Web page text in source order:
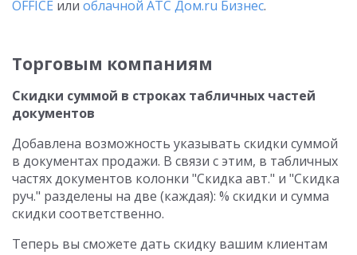
OFFICE или облачной АТС Дом.ru Бизнес.
Торговым компаниям
Скидки суммой в строках табличных частей
документов
Добавлена возможность указывать скидки суммой
в документах продажи. В связи с этим, в табличных
частях документов колонки "Скидка авт." и "Скидка
руч." разделены на две (каждая): % скидки и сумма
скидки соответственно.
Теперь вы сможете дать скидку вашим клиентам